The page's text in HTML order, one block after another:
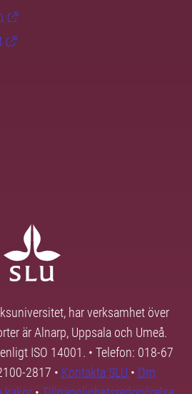
har verksamhet över
är Alnarp, Uppsala och Umeå.
ISO 14001. • Telefon: 018-67
2817 • Kontakta SLU • Om